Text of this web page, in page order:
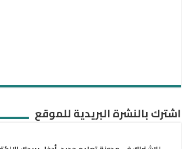
اشترك بالنشرة البريدية للموقع